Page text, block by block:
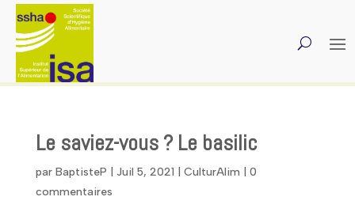
Le saviez-vous ? Le basilic
par BaptisteP Juil 5, 2021 CulturAlim
0
commentaires